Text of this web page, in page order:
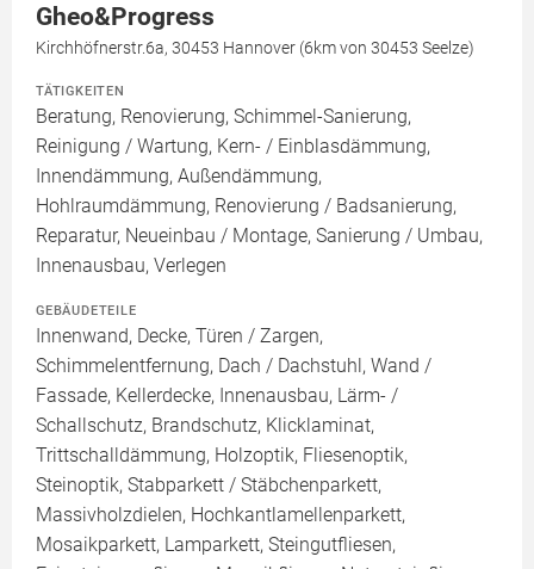
Gheo&Progress
Kirchhöfnerstr.6a, 30453 Hannover (6km von 30453 Seelze)
TÄTIGKEITEN
Beratung, Renovierung, Schimmel-Sanierung,
Reinigung / Wartung, Kern- / Einblasdämmung,
Innendämmung, Außendämmung,
Hohlraumdämmung, Renovierung / Badsanierung,
Reparatur, Neueinbau / Montage, Sanierung / Umbau,
Innenausbau, Verlegen
GEBÄUDETEILE
Innenwand, Decke, Türen / Zargen,
Schimmelentfernung, Dach / Dachstuhl, Wand /
Fassade, Kellerdecke, Innenausbau, Lärm- /
Schallschutz, Brandschutz, Klicklaminat,
Trittschalldämmung, Holzoptik, Fliesenoptik,
Steinoptik, Stabparkett / Stäbchenparkett,
Massivholzdielen, Hochkantlamellenparkett,
Mosaikparkett, Lamparkett, Steingutfliesen,